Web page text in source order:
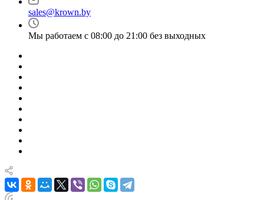
sales@krown.by
Мы работаем с 08:00 до 21:00 без выходных